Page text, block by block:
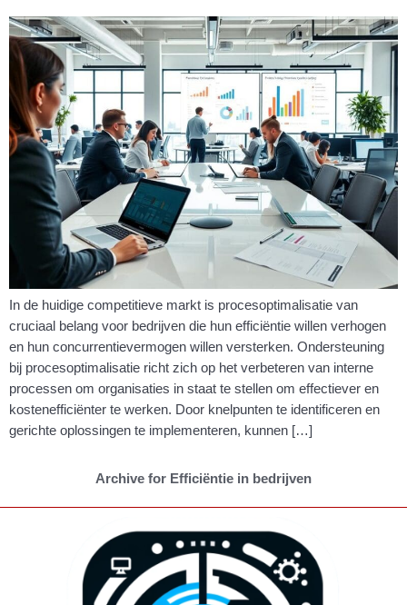
In de huidige competitieve markt is procesoptimalisatie van
cruciaal belang voor bedrijven die hun efficiëntie willen verhogen
en hun concurrentievermogen willen versterken. Ondersteuning
bij procesoptimalisatie richt zich op het verbeteren van interne
processen om organisaties in staat te stellen om effectiever en
kostenefficiënter te werken. Door knelpunten te identificeren en
gerichte oplossingen te implementeren, kunnen […]
Archive for Efficiëntie in bedrijven